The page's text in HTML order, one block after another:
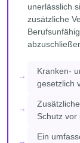
unerlässlich
zusätzliche
Kranken-
gesetzlich
Schutz vor
Ein